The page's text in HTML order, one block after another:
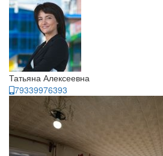
Татьяна Алексеевна
79339976393